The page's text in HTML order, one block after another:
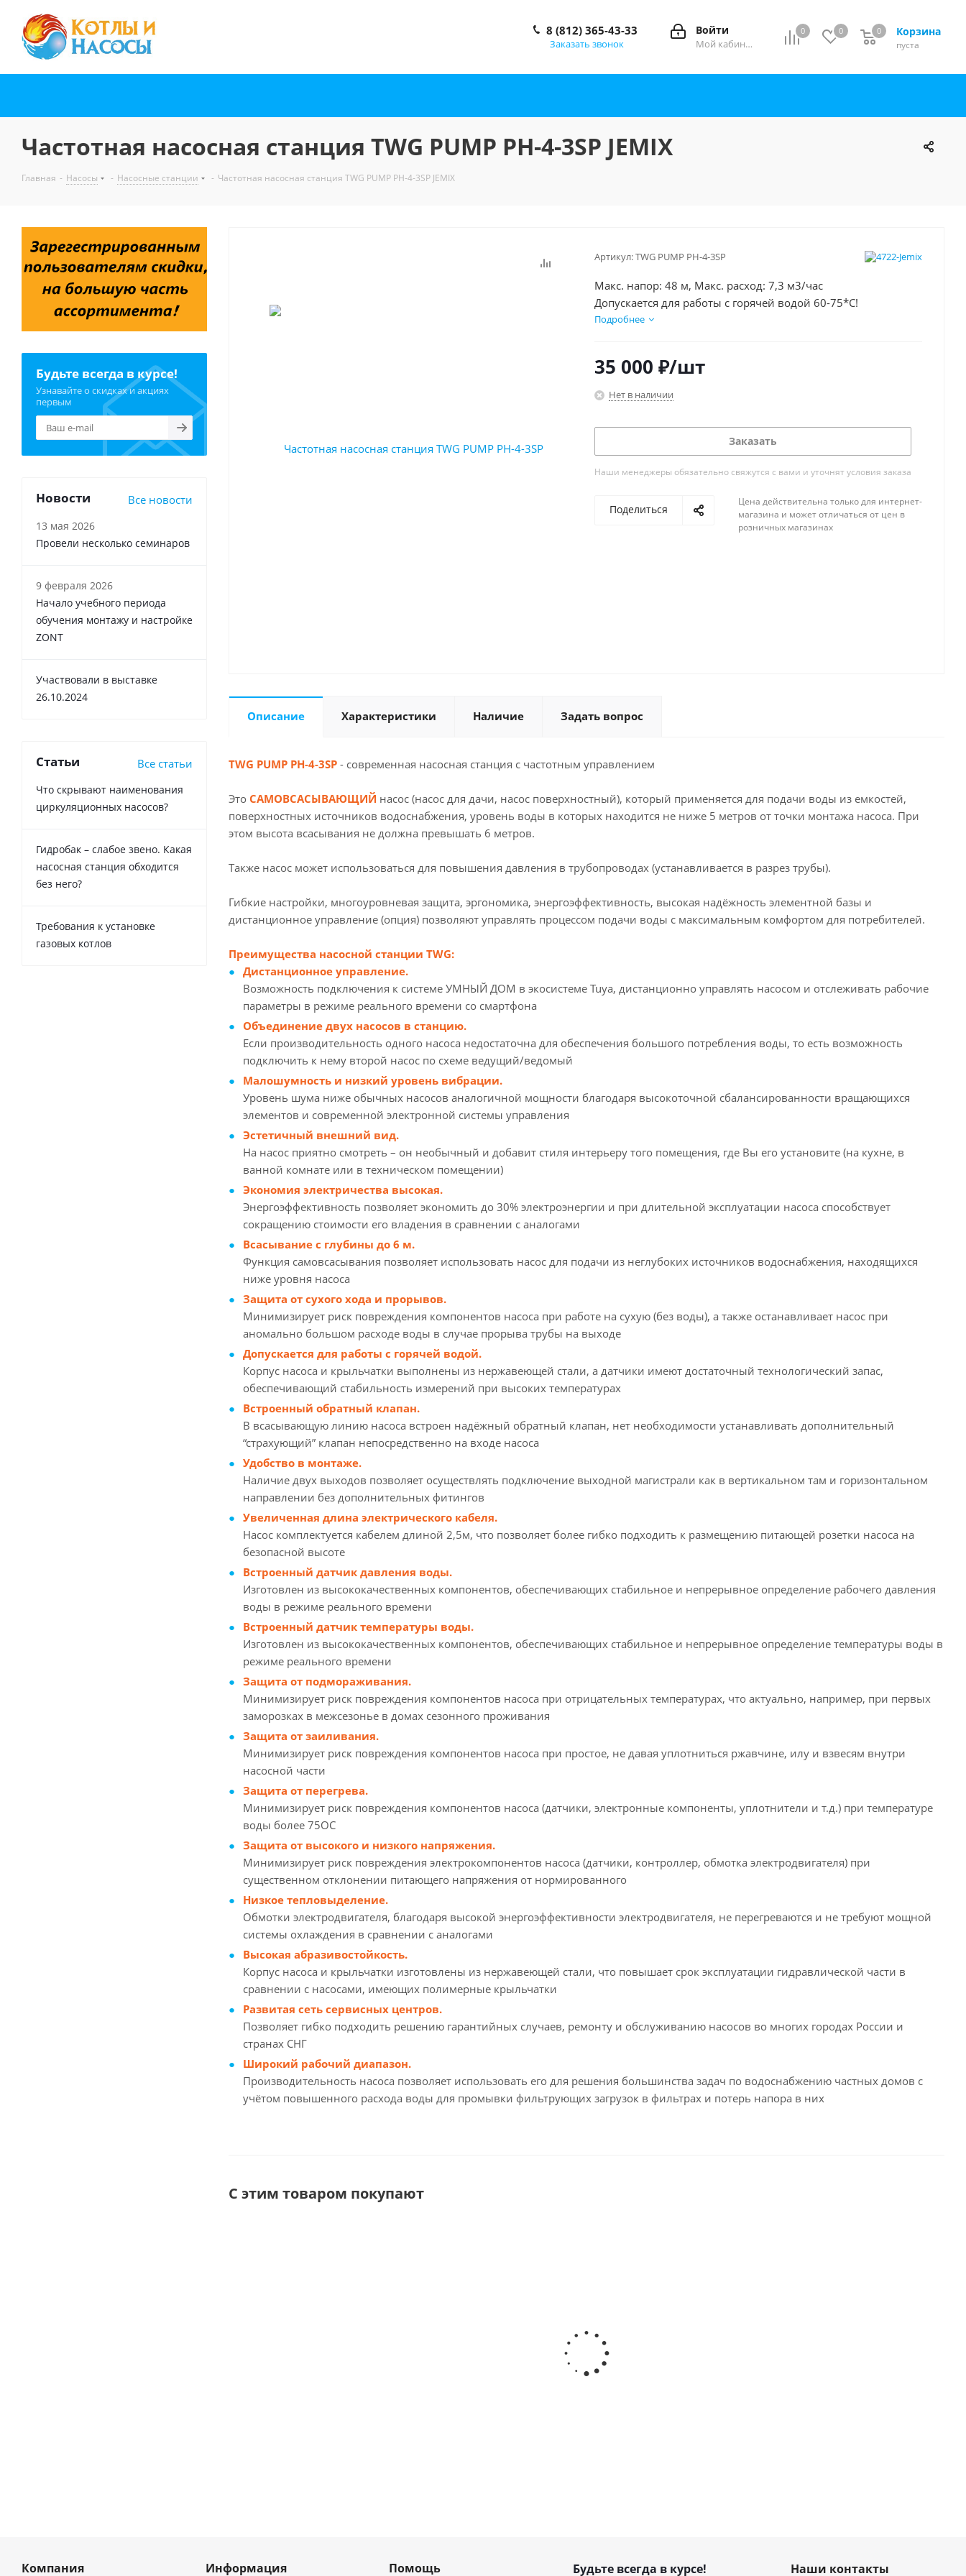
0 0 Корзина
0
пуста
0
Войти
Мой кабинет
8 (812) 365-43-33
Заказать звонок
Частотная насосная станция TWG PUMP PH-4-3SP JEMIX
Главная - Насосы - Насосные станции - Частотная насосная станция TWG PUMP PH-4-3SP JEMIX
Артикул:TWG PUMP PH-4-3SP
Макс. напор: 48 м, Макс. расход: 7,3 м3/час
Допускается для работы с горячей водой 60-75*C!
Подробнее
35 000 ₽/шт
Нет в наличии
Заказать
Наши менеджеры обязательно свяжутся с вами и уточнят условия заказа
Поделиться
Цена действительна только для интернет-
магазина и может отличаться от цен в
розничных магазинах
Описание Характеристики Наличие Задать вопрос
TWG PUMP PH-4-3SP - современная насосная станция с частотным управлением
Это САМОВСАСЫВАЮЩИЙ насос (насос для дачи, насос поверхностный), который применяется для подачи воды из емкостей,
поверхностных источников водоснабжения, уровень воды в которых находится не ниже 5 метров от точки монтажа насоса. При
этом высота всасывания не должна превышать 6 метров.
Также насос может использоваться для повышения давления в трубопроводах (устанавливается в разрез трубы).
Гибкие настройки, многоуровневая защита, эргономика, энергоэффективность, высокая надёжность элементной базы и
дистанционное управление (опция) позволяют управлять процессом подачи воды с максимальным комфортом для потребителей.
Преимущества насосной станции TWG:
Дистанционное управление.
Возможность подключения к системе УМНЫЙ ДОМ в экосистеме Tuya, дистанционно управлять насосом и отслеживать рабочие
параметры в режиме реального времени со смартфона
Объединение двух насосов в станцию.
Если производительность одного насоса недостаточна для обеспечения большого потребления воды, то есть возможность
подключить к нему второй насос по схеме ведущий/ведомый
Малошумность и низкий уровень вибрации.
Уровень шума ниже обычных насосов аналогичной мощности благодаря высокоточной сбалансированности вращающихся
элементов и современной электронной системы управления
Эстетичный внешний вид.
На насос приятно смотреть – он необычный и добавит стиля интерьеру того помещения, где Вы его установите (на кухне, в
ванной комнате или в техническом помещении)
Экономия электричества высокая.
Энергоэффективность позволяет экономить до 30% электроэнергии и при длительной эксплуатации насоса способствует
сокращению стоимости его владения в сравнении с аналогами
Всасывание с глубины до 6 м.
Функция самовсасывания позволяет использовать насос для подачи из неглубоких источников водоснабжения, находящихся
ниже уровня насоса
Защита от сухого хода и прорывов.
Минимизирует риск повреждения компонентов насоса при работе на сухую (без воды), а также останавливает насос при
аномально большом расходе воды в случае прорыва трубы на выходе
Допускается для работы с горячей водой.
Корпус насоса и крыльчатки выполнены из нержавеющей стали, а датчики имеют достаточный технологический запас,
обеспечивающий стабильность измерений при высоких температурах
Встроенный обратный клапан.
В всасывающую линию насоса встроен надёжный обратный клапан, нет необходимости устанавливать дополнительный
“страхующий” клапан непосредственно на входе насоса
Удобство в монтаже.
Наличие двух выходов позволяет осуществлять подключение выходной магистрали как в вертикальном там и горизонтальном
направлении без дополнительных фитингов
Увеличенная длина электрического кабеля.
Насос комплектуется кабелем длиной 2,5м, что позволяет более гибко подходить к размещению питающей розетки насоса на
безопасной высоте
Встроенный датчик давления воды.
Изготовлен из высококачественных компонентов, обеспечивающих стабильное и непрерывное определение рабочего давления
воды в режиме реального времени
Встроенный датчик температуры воды.
Изготовлен из высококачественных компонентов, обеспечивающих стабильное и непрерывное определение температуры воды в
режиме реального времени
Защита от подмораживания.
Минимизирует риск повреждения компонентов насоса при отрицательных температурах, что актуально, например, при первых
заморозках в межсезонье в домах сезонного проживания
Защита от заиливания.
Минимизирует риск повреждения компонентов насоса при простое, не давая уплотниться ржавчине, илу и взвесям внутри
насосной части
Защита от перегрева.
Минимизирует риск повреждения компонентов насоса (датчики, электронные компоненты, уплотнители и т.д.) при температуре
воды более 75ОС
Защита от высокого и низкого напряжения.
Минимизирует риск повреждения электрокомпонентов насоса (датчики, контроллер, обмотка электродвигателя) при
существенном отклонении питающего напряжения от нормированного
Низкое тепловыделение.
Обмотки электродвигателя, благодаря высокой энергоэффективности электродвигателя, не перегреваются и не требуют мощной
системы охлаждения в сравнении с аналогами
Высокая абразивостойкость.
Корпус насоса и крыльчатки изготовлены из нержавеющей стали, что повышает срок эксплуатации гидравлической части в
сравнении с насосами, имеющих полимерные крыльчатки
Развитая сеть сервисных центров.
Позволяет гибко подходить решению гарантийных случаев, ремонту и обслуживанию насосов во многих городах России и
странах СНГ
Широкий рабочий диапазон.
Производительность насоса позволяет использовать его для решения большинства задач по водоснабжению частных домов с
учётом повышенного расхода воды для промывки фильтрующих загрузок в фильтрах и потерь напора в них
С этим товаром покупают
Шланг напорно всасывающий д.25 мм армирован ПВХ спиралью белый (25м)
Будьте всегда в курсе!
Узнавайте о скидках и акциях
первым
Новости Все новости
13 мая 2026
Провели несколько семинаров
9 февраля 2026
Начало учебного периода
обучения монтажу и настройке
ZONT
Участвовали в выставке
26.10.2024
Статьи Все статьи
Что скрывают наименования
циркуляционных насосов?
Гидробак – слабое звено. Какая
насосная станция обходится
без него?
Требования к установке
газовых котлов
Компания Информация Помощь Будьте всегда в курсе! Наши контакты